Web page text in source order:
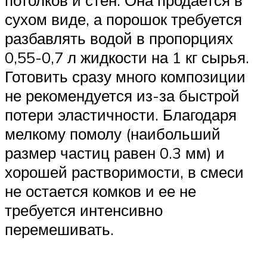
сухом виде, а порошок требуется
разбавлять водой в пропорциях
0,55-0,7 л жидкости на 1 кг сырья.
Готовить сразу много композиции
не рекомендуется из-за быстрой
потери эластичности. Благодаря
мелкому помолу (наибольший
размер частиц равен 0.3 мм) и
хорошей растворимости, в смеси
не остается комков и ее не
требуется интенсивно
перемешивать.